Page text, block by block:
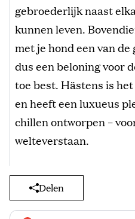
gebroederlijk naast
kunnen leven.
met je hond een van
dus een beloning voor
toe best. Hästens is
en heeft een luxueus
chillen ontworpen –
welteverstaan.
Delen